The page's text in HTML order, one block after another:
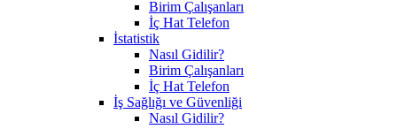
Birim Çalışanları
İç Hat Telefon
İstatistik
Nasıl Gidilir?
Birim Çalışanları
İç Hat Telefon
İş Sağlığı ve Güvenliği
Nasıl Gidilir?